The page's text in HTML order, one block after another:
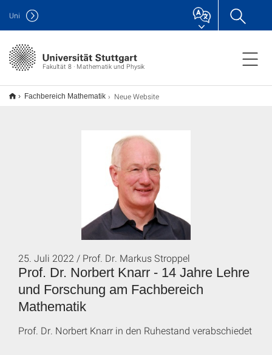
Fakultät 8 · Mathematik und Physik
Uni
Fachbereich Mathematik Neue Website
Prof. Dr. Norbert Knarr - 14 Jahre Lehre
und Forschung am Fachbereich
Mathematik
25. Juli 2022 / Prof. Dr. Markus Stroppel
Prof. Dr. Norbert Knarr in den Ruhestand verabschiedet